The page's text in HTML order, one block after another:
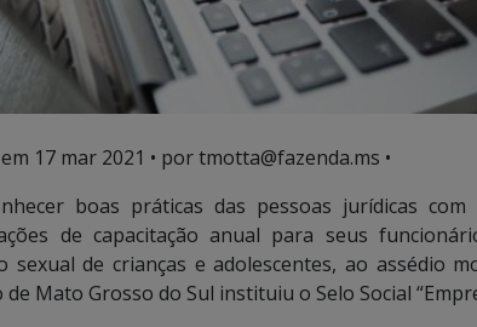
17 mar 2021 • por tmotta@fazenda.ms •
boas práticas das pessoas jurídicas
de capacitação anual para seus
sexual de crianças e adolescentes, ao assédio
Mato Grosso do Sul instituiu o Selo Social